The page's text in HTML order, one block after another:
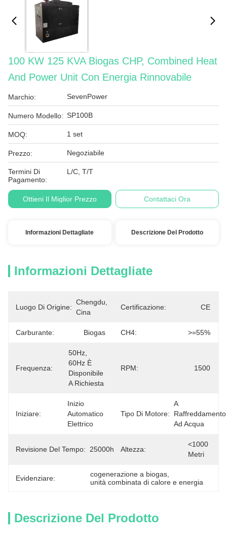
100 KW 125 KVA Biogas CHP, Combined Heat
And Power Unit Con Energia Rinnovabile
Marchio: SevenPower
Numero Modello: SP100B
MOQ: 1 set
Prezzo: Negoziabile
Termini Di
Pagamento:
L/C, T/T
Ottieni Il Miglior Prezzo Contattaci Ora
Informazioni Dettagliate Descrizione Del Prodotto
Informazioni Dettagliate
Luogo Di Origine:
Chengdu,
Cina
Certificazione: CE
Carburante: Biogas CH4: >=55%
Frequenza:
50Hz,
60Hz È
Disponibile
A Richiesta
RPM: 1500
Iniziare:
Inizio
Automatico
Elettrico
Tipo Di Motore:
A
Raffreddamento
Ad Acqua
Revisione Del Tempo: 25000hoursAltezza:
<1000
Metri
Evidenziare: cogenerazione a biogas
unità combinata di calore e energia
Descrizione Del Prodotto